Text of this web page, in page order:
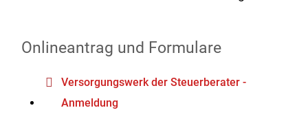
Onlineantrag und Formulare
Versorgungswerk der Steuerberater -
Anmeldung